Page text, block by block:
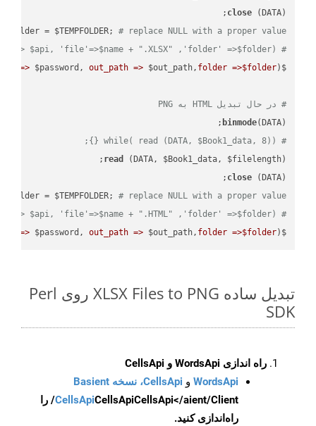
close (DATA);
$folder = $TEMPFOLDER; # replace NULL with a proper value
# ready_file('api'=> $api, 'file'=>$name + ".XLSX" ,'folder' =>$folder) ;
$result = $api->cells_workbook_put_convert_workbook(
=> $password, out_path => $out_path, folder =>$folder
# در حال تبدیل HTML به PNG
binmode(DATA);
# while( read (DATA, $Book1_data, 8)) {};
read
(DATA, $Book1_data, $filelength);
close (DATA);
$folder = $TEMPFOLDER; # replace NULL with a proper value
# ready_file('api'=> $api, 'file'=>$name + ".HTML" ,'folder' =>$folder) ;
$result = $api->cells_workbook_put_convert_workbook(
=> $password, out_path => $out_path, folder =>$folder);
تبدیل ساده XLSX Files to PNG روی Perl
SDK
راه اندازی WordsApi و CellsApi
WordsApi و CellsApi، نسخه Basient
CellsApiCellsApi
CellsApi</aient/Client/ را
راه‌اندازی کنید.